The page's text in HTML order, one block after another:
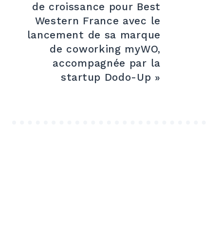
de croissance pour Best
Western France avec le
lancement de sa marque
de coworking myWO,
accompagnée par la
startup Dodo-Up »